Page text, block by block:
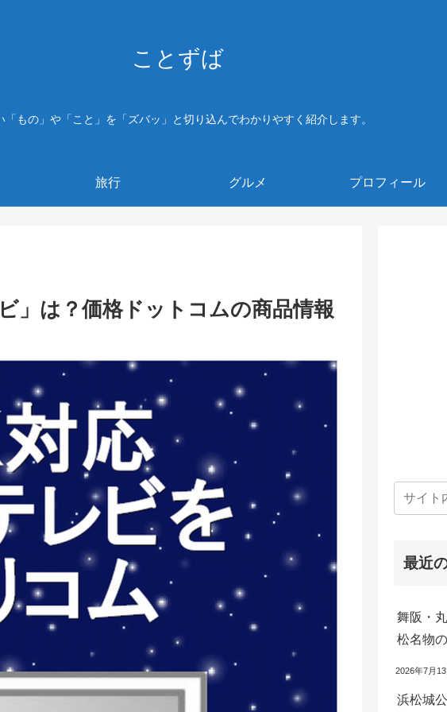
ことずば
「もの」や「こと」を「ズバッ」と切り込んでわかりやすく紹介します。
旅行 グルメ プロフィール
」は？価格ドットコムの商品情報
最近
舞阪・
松名物
2026年7月13
浜松城